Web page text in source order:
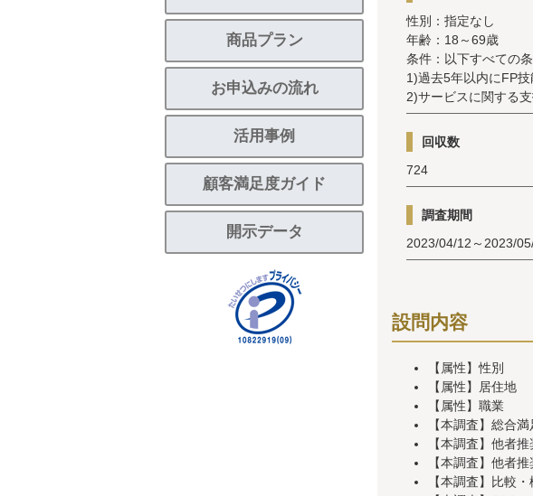
商品プラン
お申込みの流れ
活用事例
顧客満足度ガイド
開示データ
性別：指定なし
年齢：18～69歳
条件：以下すべての
1)過去5年以内にFP
2)サービスに関する
回収数
724
調査期間
2023/04/12～2023/
設問内容
【属性】性別
【属性】居住地
【属性】職業
【本調査】総合
【本調査】他者推
【本調査】他者
【本調査】比較